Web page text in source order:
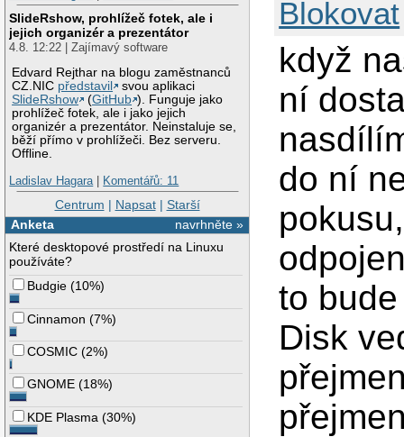
SlideRshow, prohlížeč fotek, ale i
jejich organizér a prezentátor
4.8. 12:22 | Zajímavý software
Edvard Rejthar na blogu zaměstnanců
CZ.NIC představil
svou aplikaci
SlideRshow
(GitHub ). Funguje jako
prohlížeč fotek, ale i jako jejich
organizér a prezentátor. Neinstaluje se,
běží přímo v prohlížeči. Bez serveru.
Offline.
Ladislav Hagara| Komentářů: 11
Centrum | Napsat| Starší
navrhněte »
Anketa
Které desktopové prostředí na Linuxu
používáte?
Budgie (10%)
Cinnamon (7%)
COSMIC (2%)
GNOME (18%)
KDE Plasma (30%)
Blokovat
když
ní
do ní
to
Disk